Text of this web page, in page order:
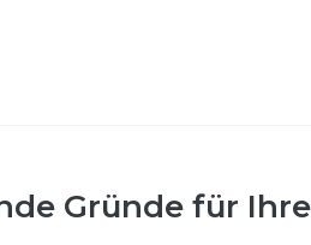
Gründe für Ihre